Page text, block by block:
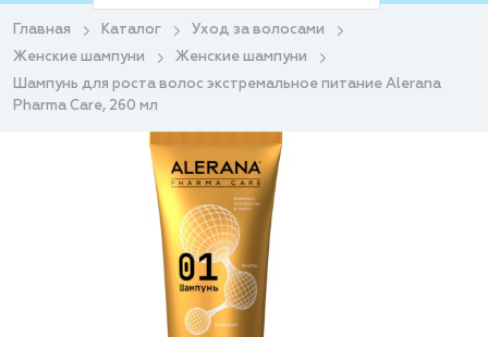
Главная Каталог
Уход за волосами
Женские шампуни
Женские шампуни
Шампунь для роста волос экстремальное питание Alerana
Pharma Care, 260 мл